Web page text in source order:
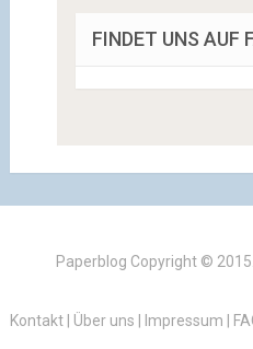
FINDET UNS AUF
Paperblog Copyright © 2015.
Kontakt| Über uns Impressum